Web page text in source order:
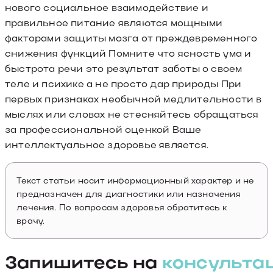
нового социальное взаимодействие и
правильное питание являются мощными
факторами защиты мозга от преждевременного
снижения функций Помните что ясность ума и
быстрота речи это результат заботы о своем
теле и психике а не просто дар природы При
первых признаках необычной медлительности в
мыслях или словах не стесняйтесь обращаться
за профессиональной оценкой Ваше
интеллектуальное здоровье является.
Текст статьи носит информационный характер и не
предназначен для диагностики или назначения
лечения. По вопросам здоровья обратитесь к
врачу.
Запишитесь на